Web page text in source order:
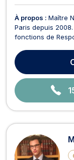
À propos : Maître
Paris depuis
fonctions de
collaboré dans
multidisciplinaires